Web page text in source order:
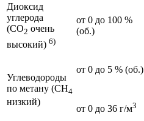
Диоксид
углерода
(CO2 очень
высокий) 6)
от 0 до 100 %
(об.)
Углеводороды
по метану (СН4
низкий)
от 0 до 5 % (об.)
от 0 до 36 г/м3